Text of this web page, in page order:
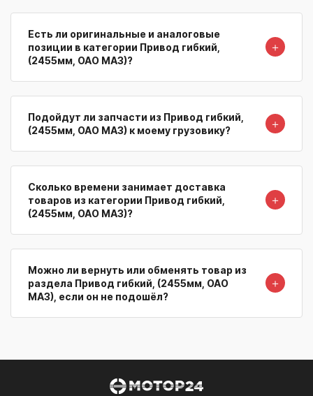
Есть ли оригинальные и аналоговые
позиции в категории Привод гибкий,
(2455мм, ОАО МАЗ)?
＋
Подойдут ли запчасти из Привод гибкий,
(2455мм, ОАО МАЗ) к моему грузовику?
＋
Сколько времени занимает доставка
товаров из категории Привод гибкий,
(2455мм, ОАО МАЗ)?
＋
Можно ли вернуть или обменять товар из
раздела Привод гибкий, (2455мм, ОАО
МАЗ), если он не подошёл?
＋